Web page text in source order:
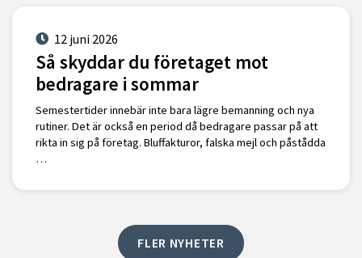
12 juni 2026
Så skyddar du företaget mot
bedragare i sommar
Semestertider innebär inte bara lägre bemanning och nya
rutiner. Det är också en period då bedragare passar på att
rikta in sig på företag. Bluffakturor, falska mejl och påstådda
…
FLER NYHETER